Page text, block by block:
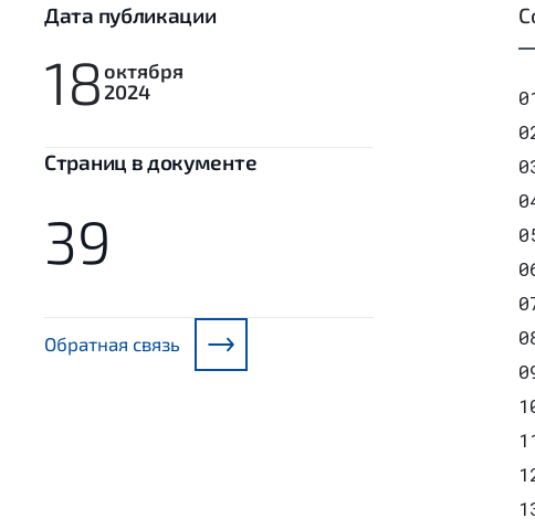
Дата публикации
18октября
2024
Cтраниц в документе
39
Обратная связь